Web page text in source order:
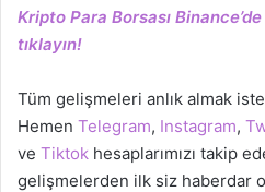
Kripto Para Borsası
tıklayın!
Tüm gelişmeleri anlık almak
Hemen Telegram, Instagram,
ve Tiktok hesaplarımızı takip
gelişmelerden ilk siz haberdar